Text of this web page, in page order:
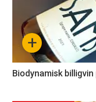
akkurat
nå
4
+
Biodynamisk